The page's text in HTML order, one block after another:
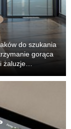
do szukania
gorąca
żaluzje